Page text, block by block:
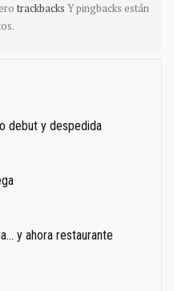
trackbacks Y pingbacks están
debut y despedida
y ahora restaurante